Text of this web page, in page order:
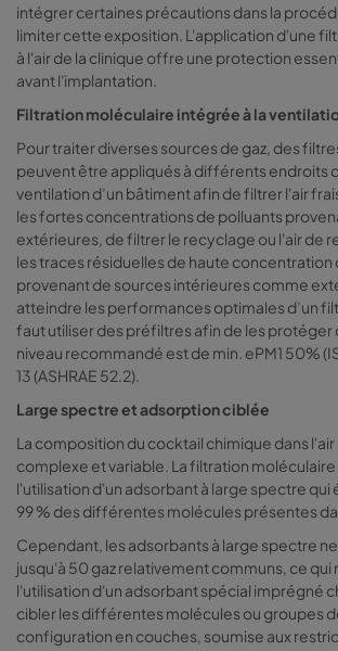
intégrer certaines précautions dans la
limiter cette exposition. L'application d'une
à l'air de la clinique offre une protection
avant l'implantation.
Filtration moléculaire intégrée à la
Pour traiter diverses sources de gaz, des
peuvent être appliqués à différents endroits
ventilation d’un bâtiment afin de filtrer l'air
les fortes concentrations de polluants
extérieures, de filtrer le recyclage ou l'air de
les traces résiduelles de haute concentration
provenant de sources intérieures comme
atteindre les performances optimales d’un
faut utiliser des préfiltres afin de les protéger
niveau recommandé est de min. ePM1 50%
13 (ASHRAE 52.2).
Large spectre et adsorption ciblée
La composition du cocktail chimique dans
complexe et variable. La filtration
l'utilisation d'un adsorbant à large spectre qui
99 % des différentes molécules présentes
Cependant, les adsorbants à large spectre
jusqu'à 50 gaz relativement communs, ce qui
l'utilisation d'un adsorbant spécial imprégné
cibler les différentes molécules ou groupes
configuration en couches, soumise aux